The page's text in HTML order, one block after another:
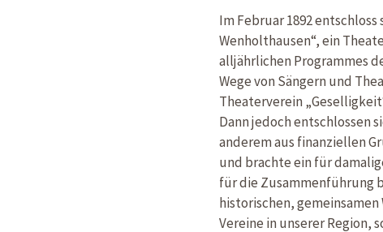
Im Februar 1892 entschloss
Wenholthausen“, ein
alljährlichen Programmes
Wege von Sängern und
Theaterverein
Dann jedoch entschlossen
anderem aus finanziellen
und brachte ein für
für die Zusammenführung
historischen,
Vereine in unserer Region,